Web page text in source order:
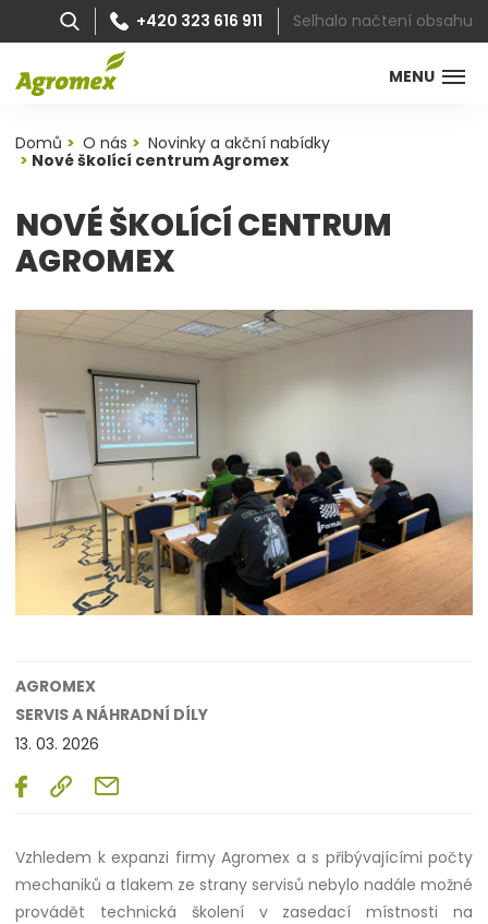
MENU
+420 323 616 911 Selhalo načtení obsahu
Domů O nás
Novinky a akční nabídky
Nové školící centrum Agromex
NOVÉ ŠKOLÍCÍ CENTRUM
AGROMEX
AGROMEX
SERVIS A NÁHRADNÍ DÍLY
13. 03. 2026
Vzhledem k expanzi firmy Agromex a s přibývajícími počty
mechaniků a tlakem ze strany servisů nebylo nadále možné
provádět technická školení v zasedací místnosti na